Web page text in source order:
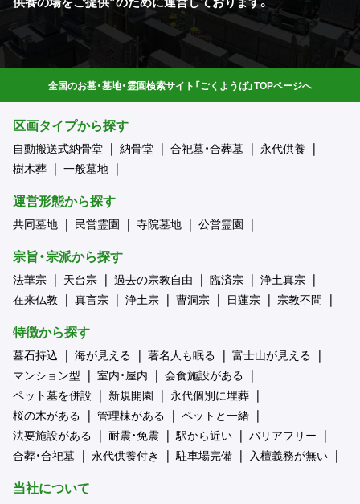
全国のお墓・墓地・霊園検索サイト「ごくようば」TOPページへ
区画タイプから探す
自動搬送式納骨堂 納骨堂 合祀墓・合葬墓
永代供養
樹木葬
一般墓地
運営形態から探す
共同墓地 民営霊園 寺院墓地 公営霊園
宗旨・宗派から探す
法華宗 天台宗 過去の宗教自由 臨済宗
浄土真宗
在来仏教
真言宗 浄土宗 曹洞宗 日蓮宗 宗教不問
特徴から探す
墓石持込 海が見える 著名人も眠る
富士山が見える
マンション型
室内・屋内
会食施設がある
ペット墓を併設
新規開園
永代個別に埋葬
桜の木がある
管理棟がある
ペットと一緒
法要施設がある
耐震・免震 駅から近い
バリアフリー
合葬・合祀墓
永代供養付き 駐車場完備 入檀義務が無い
当社について